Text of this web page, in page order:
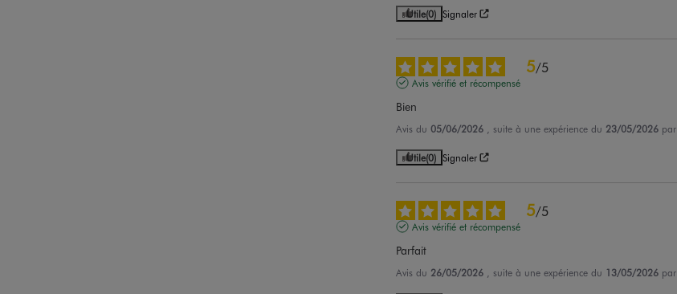
Utile(0) Signaler
5/5
Avis vérifié et récompensé
Bien
Avis du 05/06/2026 , suite à une expérience du 23/05/2026 par
Utile(0) Signaler
5/5
Avis vérifié et récompensé
Parfait
Avis du 26/05/2026 , suite à une expérience du 13/05/2026 par